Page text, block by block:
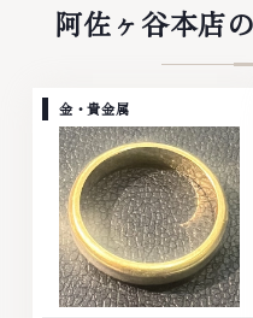
阿佐ヶ谷本店
金・貴金属